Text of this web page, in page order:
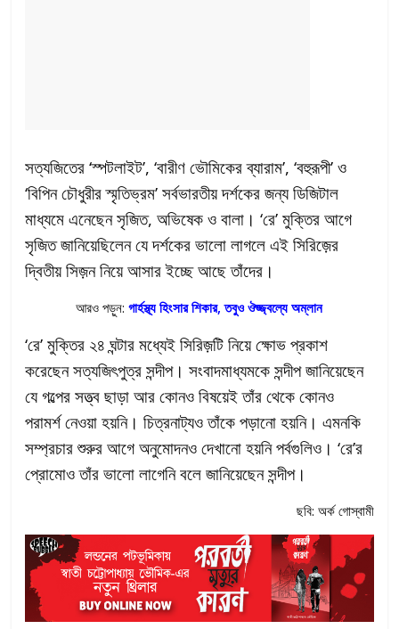
সত্যজিতের ‘স্পটলাইট’, ‘বারীণ ভৌমিকের ব্যারাম’, ‘বহুরূপী’ ও
‘বিপিন চৌধুরীর স্মৃতিভ্রম’ সর্বভারতীয় দর্শকের জন্য ডিজিটাল
মাধ্যমে এনেছেন সৃজিত, অভিষেক ও বালা। ‘রে’ মুক্তির আগে
সৃজিত জানিয়েছিলেন যে দর্শকের ভালো লাগলে এই সিরিজ়ের
দ্বিতীয় সিজ়ন নিয়ে আসার ইচ্ছে আছে তাঁদের।
আরও পড়ুন:গার্হস্থ্য হিংসার শিকার, তবুও ঔজ্জ্বল্যে অম্লান
‘রে’ মুক্তির ২৪ ঘন্টার মধ্যেই সিরিজ়টি নিয়ে ক্ষোভ প্রকাশ
করেছেন সত্যজিৎপুত্র সন্দীপ। সংবাদমাধ্যমকে সন্দীপ জানিয়েছেন
যে গল্পের সত্ত্ব ছাড়া আর কোনও বিষয়েই তাঁর থেকে কোনও
পরামর্শ নেওয়া হয়নি। চিত্রনাট্যও তাঁকে পড়ানো হয়নি। এমনকি
সম্প্রচার শুরুর আগে অনুমোদনও দেখানো হয়নি পর্বগুলিও। ‘রে’র
প্রোমোও তাঁর ভালো লাগেনি বলে জানিয়েছেন সন্দীপ।
ছবি: অর্ক গোস্বামী